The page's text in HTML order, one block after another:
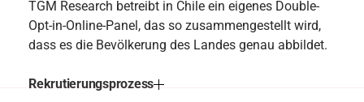
TGM Research betreibt in Chile ein eigenes Double-
Opt-in-Online-Panel, das so zusammengestellt wird,
dass es die Bevölkerung des Landes genau abbildet.
Rekrutierungsprozess